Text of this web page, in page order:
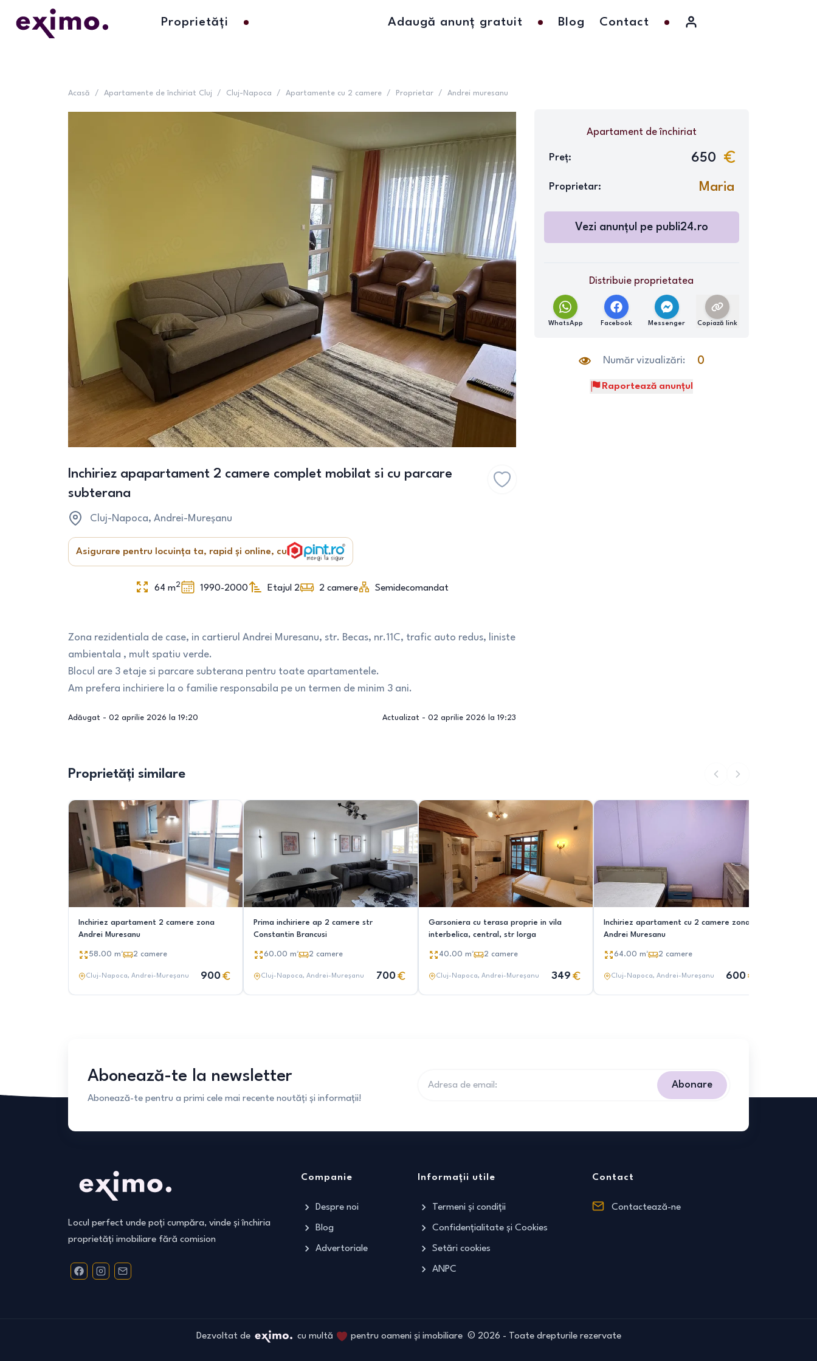
Proprietăți Adaugă anunț gratuit Blog Contact
Acasă / Apartamente de închiriat Cluj / Cluj-Napoca / Apartamente cu 2 camere / Proprietar / Andrei muresanu
Inchiriez apapartament 2 camere complet mobilat si cu parcare
subterana
Cluj-Napoca, Andrei-Mureșanu
Asigurare pentru locuința ta, rapid și online, cu
64 m2 1990-2000 Etajul 2 2 camere Semidecomandat
Zona rezidentiala de case, in cartierul Andrei Muresanu, str. Becas, nr.11C, trafic auto redus, liniste
ambientala , mult spatiu verde.
Blocul are 3 etaje si parcare subterana pentru toate apartamentele.
Am prefera inchiriere la o familie responsabila pe un termen de minim 3 ani.
Adăugat - 02 aprilie 2026 la 19:20 Actualizat - 02 aprilie 2026 la 19:23
Apartamentde închiriat
Preț: 650
Proprietar: Maria
Vezi anunțul pe publi24.ro
Distribuie proprietatea
WhatsApp Facebook Messenger Copiază link
Număr vizualizări: 0
Raportează anunțul
Proprietăți similare
Inchiriez apartament 2 camere zona
Andrei Muresanu
58.00 m² 2 camere
Cluj-Napoca, Andrei-Mureșanu 900
Prima inchiriere ap 2 camere str
Constantin Brancusi
60.00 m² 2 camere
Cluj-Napoca, Andrei-Mureșanu 700
Garsoniera cu terasa proprie in vila
interbelica, central, str Iorga
40.00 m² 2 camere
Cluj-Napoca, Andrei-Mureșanu 349
Inchiriez apartament cu 2 camere zona
Andrei Muresanu
64.00 m² 2 camere
Cluj-Napoca, Andrei-Mureșanu 600
Abonează-te la newsletter
Abonează-te pentru a primi cele mai recente noutăți și informații!
Abonare
Locul perfect unde poți cumpăra, vinde și închiria
proprietăți imobiliare fără comision
Companie
Despre noi
Blog
Advertoriale
Informații utile
Termeni și condiții
Confidențialitate și Cookies
Setări cookies
ANPC
Contact
Contactează-ne
Dezvoltat de cu multă pentru oameni și imobiliare© 2026 - Toate drepturile rezervate